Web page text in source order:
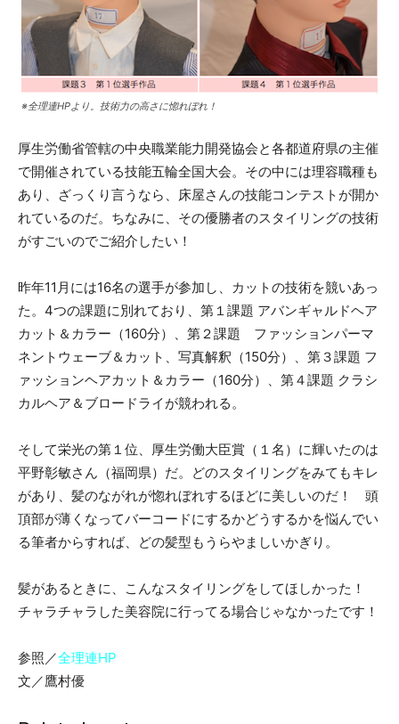
※全理連HPより。技術力の高さに惚れぼれ！
厚生労働省管轄の中央職業能力開発協会と各都道府県の主催
で開催されている技能五輪全国大会。その中には理容職種も
あり、ざっくり言うなら、床屋さんの技能コンテストが開か
れているのだ。ちなみに、その優勝者のスタイリングの技術
がすごいのでご紹介したい！
昨年11月には16名の選手が参加し、カットの技術を競いあっ
た。4つの課題に別れており、第１課題 アバンギャルドヘア
カット＆カラー（160分）、第２課題 ファッションパーマ
ネントウェーブ＆カット、写真解釈（150分）、第３課題 フ
ァッションヘアカット＆カラー（160分）、第４課題 クラシ
カルヘア＆ブロードライが競われる。
そして栄光の第１位、厚生労働大臣賞（１名）に輝いたのは
平野彰敏さん（福岡県）だ。どのスタイリングをみてもキレ
があり、髪のながれが惚れぼれするほどに美しいのだ！ 頭
頂部が薄くなってバーコードにするかどうするかを悩んでい
る筆者からすれば、どの髪型もうらやましいかぎり。
髪があるときに、こんなスタイリングをしてほしかった！
チャラチャラした美容院に行ってる場合じゃなかったです！
参照／全理連HP
文／鷹村優